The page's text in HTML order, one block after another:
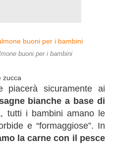
buoni per i bambini
zucca
piacerà sicuramente ai
bianche a base di
tutti i bambini amano le
e “formaggiose”. In
la carne con il pesce